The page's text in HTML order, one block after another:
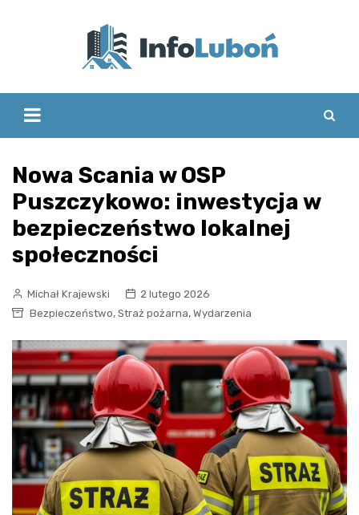
Nowa Scania w OSP
Puszczykowo: inwestycja w
bezpieczeństwo lokalnej
społeczności
Michał Krajewski
2 lutego 2026
Bezpieczeństwo, Straż pożarna, Wydarzenia